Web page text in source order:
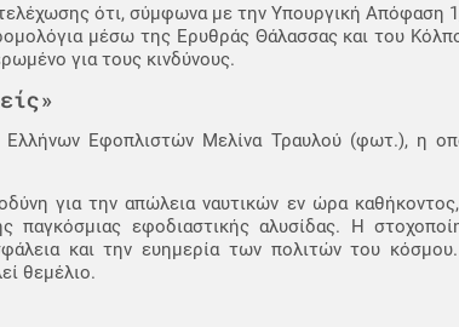
ότι, σύμφωνα με την Υπουργική Απόφαση
μέσω της Ερυθράς Θάλασσας και του
για τους κινδύνους.
Εφοπλιστών Μελίνα Τραυλού (φωτ.), η
για την απώλεια ναυτικών εν ώρα
εφοδιαστικής αλυσίδας. Η
και την ευημερία των πολιτών του
θεμέλιο.